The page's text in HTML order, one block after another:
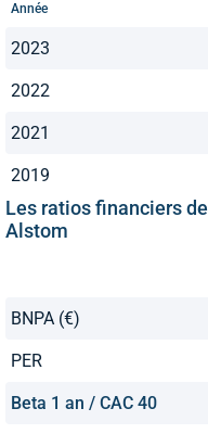
Année
2023
2022
2021
2019
Les ratios financiers de
Alstom
BNPA (€)
PER
Beta 1 an / CAC 40